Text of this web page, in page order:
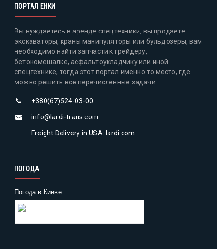
ПОРТАЛ ЕНКИ
Вы нуждаетесь в аренде спецтехники, вы продаете
экскаваторы, краны манипуляторы или бульдозеры, вам
необходимо найти запчасти к грейдеру,
бетономешалке, асфальтоукладчику или иной
спецтехнике, тогда этот портал именно то место, где
можно решить все перечисленные задачи.
+380(67)524-03-00
info@lardi-trans.com
Freight Delivery in USA: lardi.com
ПОГОДА
Погода в Киеве